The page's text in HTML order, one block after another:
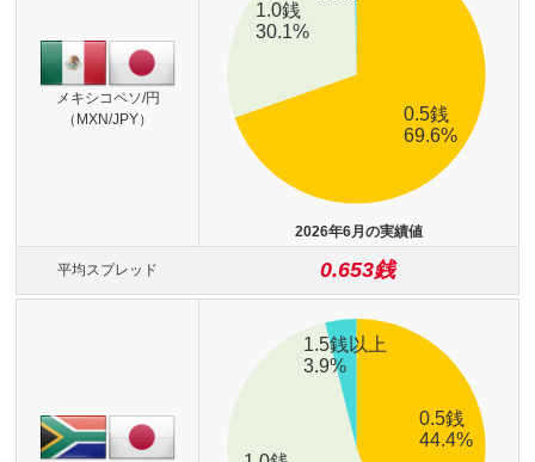
メキシコペソ/円
（MXN/JPY）
2026年6月の実績値
平均スプレッド 0.653銭